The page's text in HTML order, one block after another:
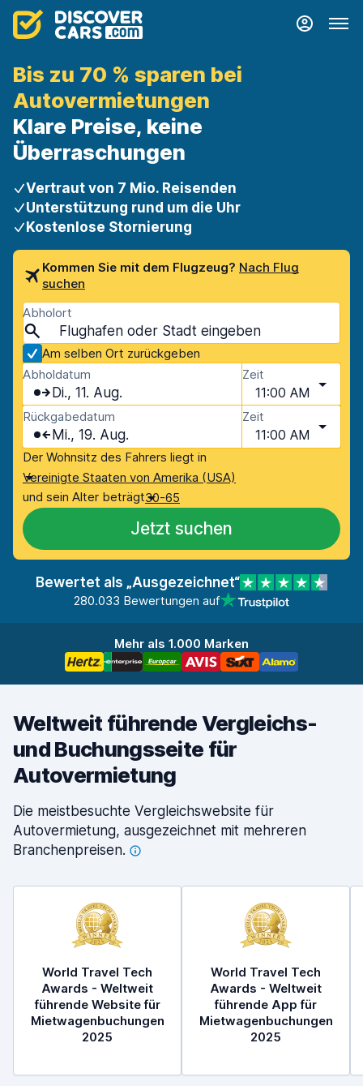
Bis zu 70 % sparen bei
Autovermietungen
Klare Preise, keine
Überraschungen
Vertraut von 7 Mio. Reisenden
Unterstützung rund um die Uhr
Kostenlose Stornierung
Kommen Sie mit dem Flugzeug? Nach Flug
suchen
Abholort
Am selben Ort zurückgeben
Abholdatum
Di., 11. Aug.
Zeit
11:00 AM
Rückgabedatum
Mi., 19. Aug.
Zeit
11:00 AM
Der Wohnsitz des Fahrers liegt in
Vereinigte Staaten von Amerika (USA)
und sein Alter beträgt30-65
Jetzt suchen
Bewertet als „Ausgezeichnet“
280.033 Bewertungen auf
Mehr als 1.000 Marken
Weltweit führende Vergleichs-
und Buchungsseite für
Autovermietung
Die meistbesuchte Vergleichswebsite für
Autovermietung, ausgezeichnet mit mehreren
Branchenpreisen.
World Travel Tech
Awards - Weltweit
führende Website für
Mietwagenbuchungen
2025
World Travel Tech
Awards - Weltweit
führende App für
Mietwagenbuchungen
2025